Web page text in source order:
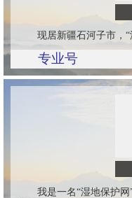
现居新疆石河子市，“
专业号
我是一名“湿地保护